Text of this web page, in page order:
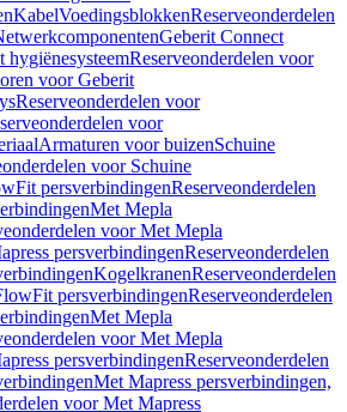
KabelVoedingsblokkenReserveonderdelen
Geberit Connect
hygiënesysteemReserveonderdelen voor
voor Geberit
Reserveonderdelen voor
voor
Armaturen voor buizenSchuine
voor Schuine
persverbindingenReserveonderdelen
Met Mepla
voor Met Mepla
persverbindingenReserveonderdelen
KogelkranenReserveonderdelen
persverbindingenReserveonderdelen
Met Mepla
voor Met Mepla
persverbindingenReserveonderdelen
Met Mapress persverbindingen,
voor Met Mapress